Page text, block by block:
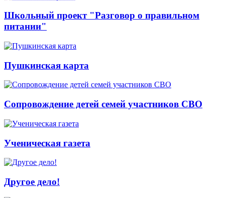
Школьный проект "Разговор о правильном
питании"
Пушкинская карта
Сопровождение детей семей участников СВО
Ученическая газета
Другое дело!